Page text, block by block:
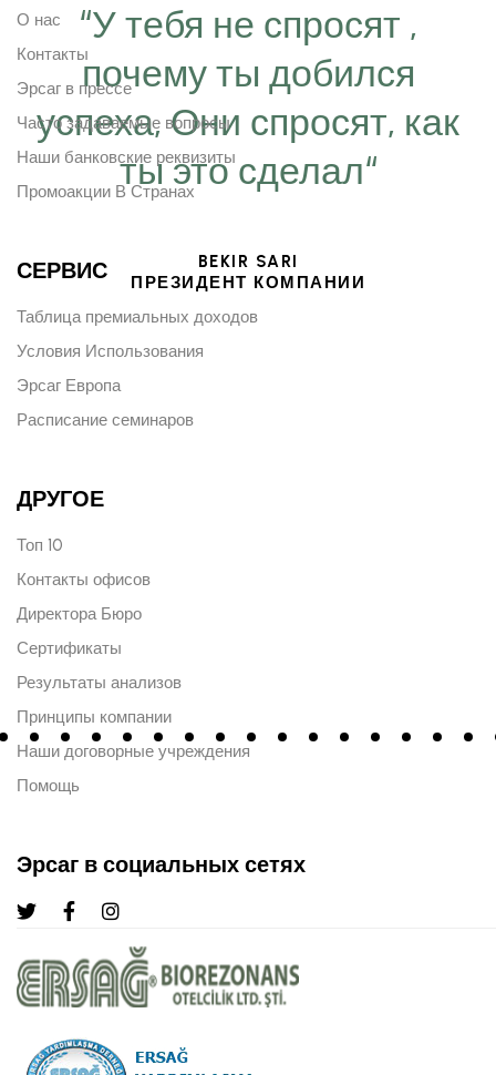
“У тебя не спросят ,
почему ты добился
успеха, Они спросят, как
ты это сделал“
BEKIR SARI
ПРЕЗИДЕНТ КОМПАНИИ
О нас
Контакты
Эрсаг в прессе
Часто задаваемые вопросы
Наши банковские реквизиты
Промоакции В Странах
СЕРВИС
Таблица премиальных доходов
Условия Использования
Эрсаг Европа
Расписание семинаров
ДРУГОЕ
Топ 10
Контакты офисов
Директора Бюро
Сертификаты
Результаты анализов
Принципы компании
Наши договорные учреждения
Помощь
Эрсаг в социальных сетях